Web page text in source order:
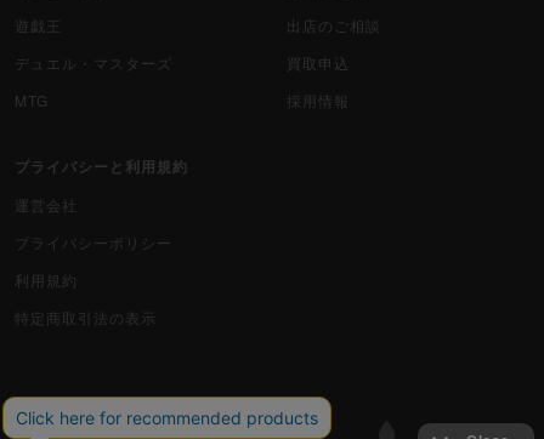
遊戯王
デュエル・マスターズ
MTG
出店のご相談
買取申込
採用情報
プライバシーと利用規約
運営会社
プライバシーポリシー
利用規約
特定商取引法の表示